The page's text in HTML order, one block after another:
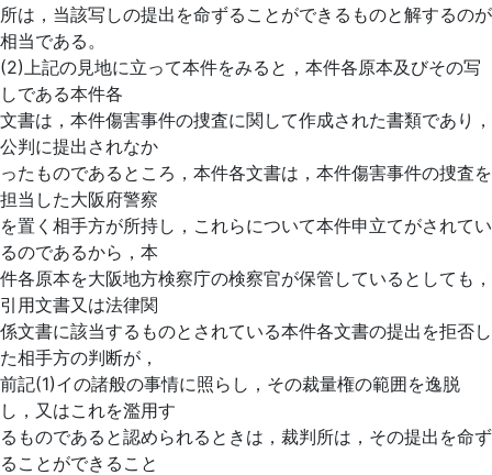
所は，当該写しの提出を命ずることができるものと解するのが
相当である。
(2)上記の見地に立って本件をみると，本件各原本及びその写
しである本件各
文書は，本件傷害事件の捜査に関して作成された書類であり，
公判に提出されなか
ったものであるところ，本件各文書は，本件傷害事件の捜査を
担当した大阪府警察
を置く相手方が所持し，これらについて本件申立てがされてい
るのであるから，本
件各原本を大阪地方検察庁の検察官が保管しているとしても，
引用文書又は法律関
係文書に該当するものとされている本件各文書の提出を拒否し
た相手方の判断が，
前記(1)イの諸般の事情に照らし，その裁量権の範囲を逸脱
し，又はこれを濫用す
るものであると認められるときは，裁判所は，その提出を命ず
ることができること